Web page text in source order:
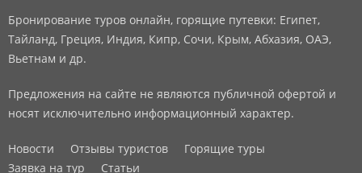
Бронирование туров онлайн, горящие путевки: Египет,
Тайланд, Греция, Индия, Кипр, Сочи, Крым, Абхазия, ОАЭ,
Вьетнам и др.
Предложения на сайте не являются публичной офертой и
носят исключительно информационный характер.
Новости Отзывы туристов
Горящие туры
Заявка на тур
Статьи